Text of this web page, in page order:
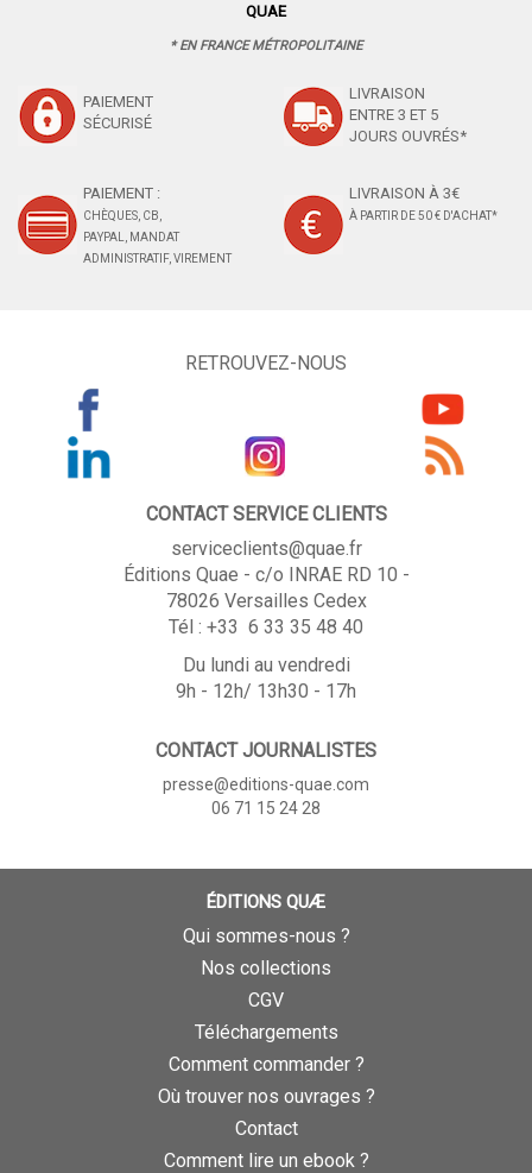
QUAE
* EN FRANCE MÉTROPOLITAINE
PAIEMENT
SÉCURISÉ
LIVRAISON
ENTRE 3 ET 5
JOURS OUVRÉS*
PAIEMENT :
CHÈQUES, CB,
PAYPAL, MANDAT
ADMINISTRATIF, VIREMENT
LIVRAISON À 3€
À PARTIR DE 50 € D'ACHAT*
RETROUVEZ-NOUS
CONTACT SERVICE CLIENTS
serviceclients@quae.fr
Éditions Quae - c/o INRAE RD 10 -
78026 Versailles Cedex
Tél : +33 6 33 35 48 40
Du lundi au vendredi
9h - 12h/ 13h30 - 17h
CONTACT JOURNALISTES
presse@editions-quae.com
06 71 15 24 28
ÉDITIONS QUÆ
Qui sommes-nous ?
Nos collections
CGV
Téléchargements
Comment commander ?
Où trouver nos ouvrages ?
Contact
Comment lire un ebook ?